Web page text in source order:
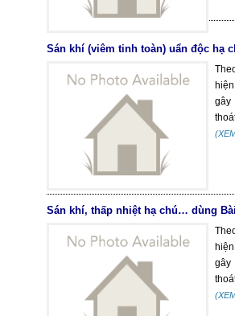
Sán khí (viêm tinh toàn) uẩn độc hạ
gây
Sán khí, thấp nhiệt hạ chú… dùng
gây